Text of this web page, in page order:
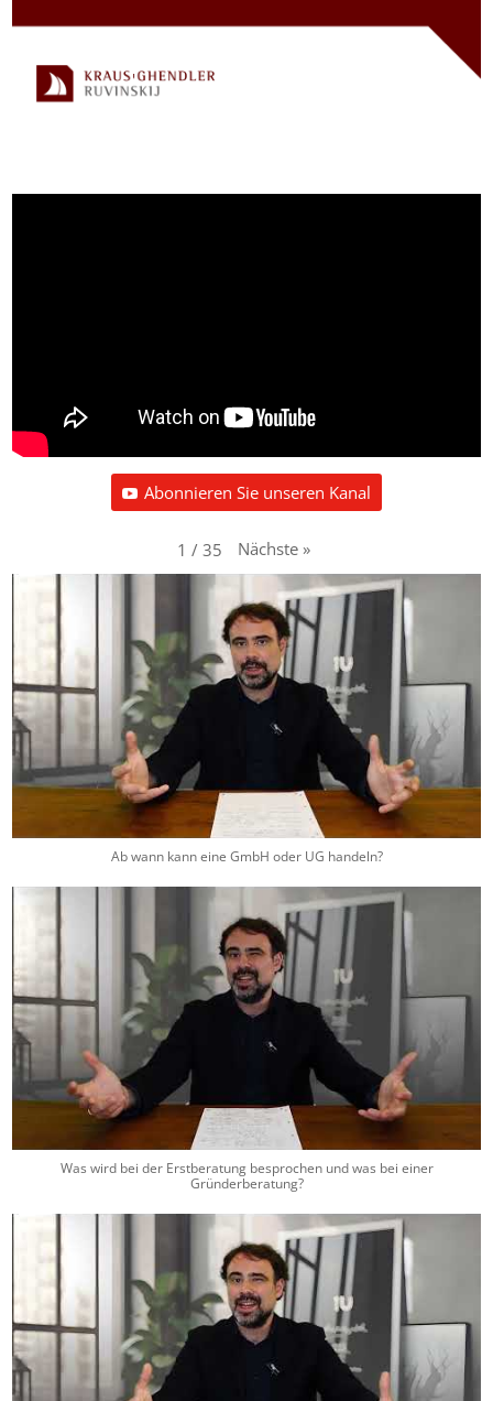
Abonnieren Sie unseren Kanal
1 / 35 Nächste »
Ab wann kann eine GmbH oder UG handeln?
Was wird bei der Erstberatung besprochen und was bei einer
Gründerberatung?